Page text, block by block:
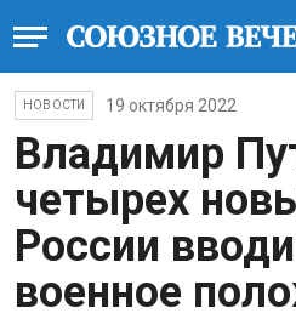
НОВОСТИ 19 октября 2022
Владимир
четырех
России
военное